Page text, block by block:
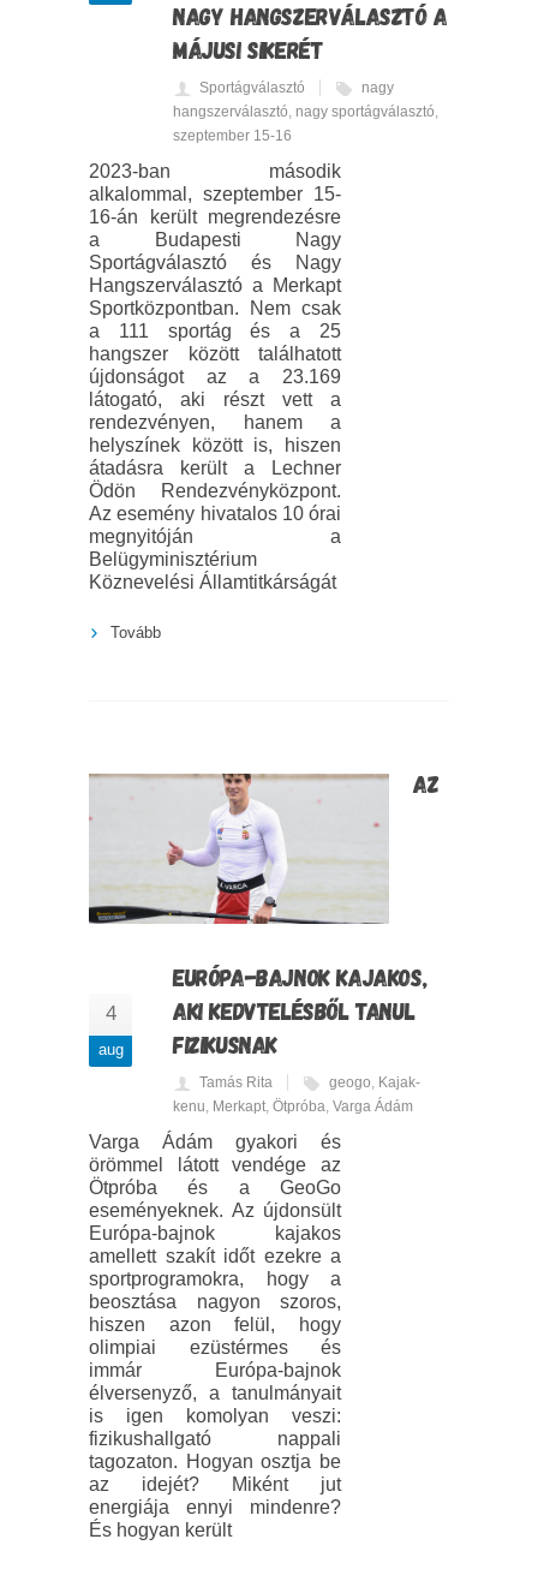
NAGY HANGSZERVÁLASZTÓ A
MÁJUSI SIKERÉT
Sportágválasztó
nagy
hangszerválasztó, nagy sportágválasztó,
szeptember 15-16
2023-ban második
alkalommal, szeptember 15-
16-án került megrendezésre
a Budapesti Nagy
Sportágválasztó és Nagy
Hangszerválasztó a Merkapt
Sportközpontban. Nem csak
a 111 sportág és a 25
hangszer között találhatott
újdonságot az a 23.169
látogató, aki részt vett a
rendezvényen, hanem a
helyszínek között is, hiszen
átadásra került a Lechner
Ödön Rendezvényközpont.
Az esemény hivatalos 10 órai
megnyitóján a
Belügyminisztérium
Köznevelési Államtitkárságát
Tovább
4
aug
AZ
EURÓPA-BAJNOK KAJAKOS,
AKI KEDVTELÉSBŐL TANUL
FIZIKUSNAK
Tamás Rita geogo, Kajak-
kenu, Merkapt, Ötpróba, Varga Ádám
Varga Ádám gyakori és
örömmel látott vendége az
Ötpróba és a GeoGo
eseményeknek. Az újdonsült
Európa-bajnok kajakos
amellett szakít időt ezekre a
sportprogramokra, hogy a
beosztása nagyon szoros,
hiszen azon felül, hogy
olimpiai ezüstérmes és
immár Európa-bajnok
élversenyző, a tanulmányait
is igen komolyan veszi:
fizikushallgató nappali
tagozaton. Hogyan osztja be
az idejét? Miként jut
energiája ennyi mindenre?
És hogyan került